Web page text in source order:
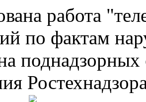
работа
по фактам
поднадзорных